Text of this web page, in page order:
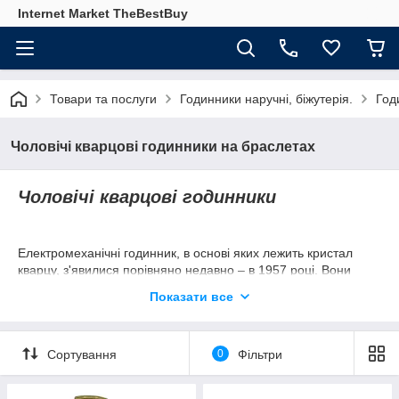
Internet Market TheBestBuy
Товари та послуги Годинники наручні, біжутерія.
Чоловічі кварцові годинники на браслетах
Чоловічі кварцові годинники
Електромеханічні годинник, в основі яких лежить кристал
кварцу, з'явилися порівняно недавно – в 1957 році. Вони
переваг. Наприклад, виставляти стрілки достатньо раз в 6
Показати все
Сортування 0 Фільтри